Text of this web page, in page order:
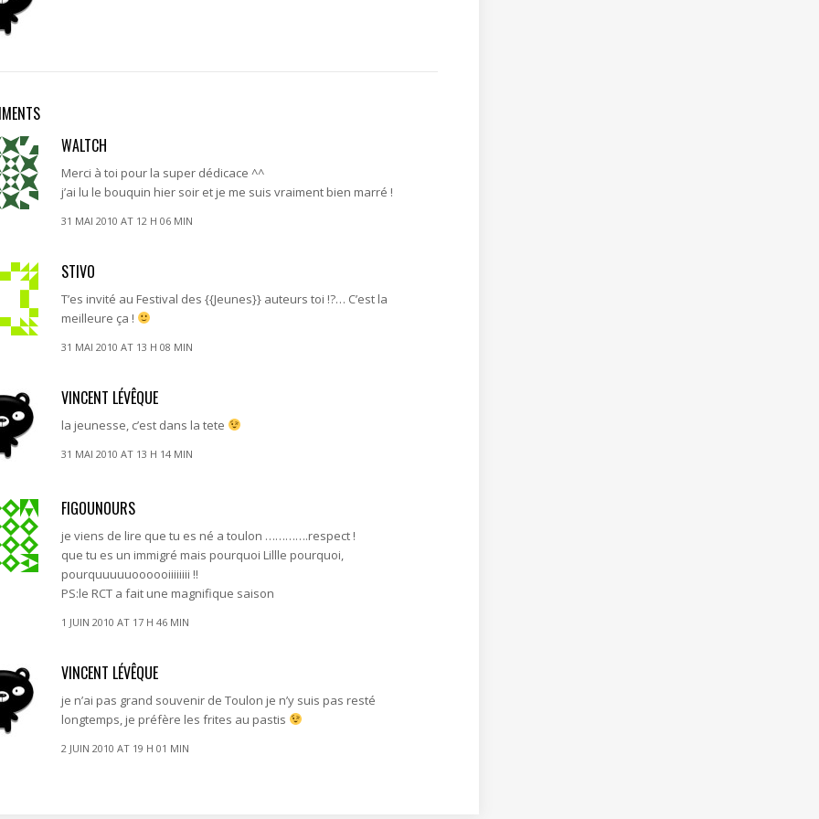
WALTCH
Merci à toi pour la super dédicace ^^
j’ai lu le bouquin hier soir et je me suis vraiment bien marré !
31 MAI 2010 AT 12 H 06 MIN
STIVO
T’es invité au Festival des {{Jeunes}} auteurs toi !?… C’est la
meilleure ça !
31 MAI 2010 AT 13 H 08 MIN
VINCENT LÉVÊQUE
la jeunesse, c’est dans la tete
31 MAI 2010 AT 13 H 14 MIN
FIGOUNOURS
je viens de lire que tu es né a toulon ………….respect !
que tu es un immigré mais pourquoi Lillle pourquoi,
pourquuuuuoooooiiiiiiii !!
PS:le RCT a fait une magnifique saison
1 JUIN 2010 AT 17 H 46 MIN
VINCENT LÉVÊQUE
je n’ai pas grand souvenir de Toulon je n’y suis pas resté
longtemps, je préfère les frites au pastis
2 JUIN 2010 AT 19 H 01 MIN